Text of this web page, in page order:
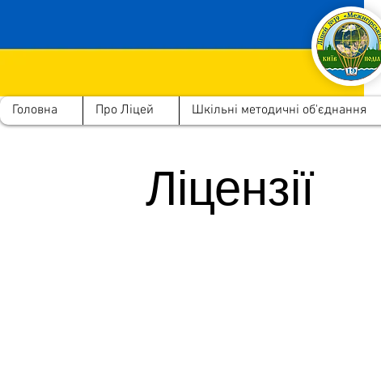
Головна Про Ліцей Шкільні методичні об'єднання
Ліцензії